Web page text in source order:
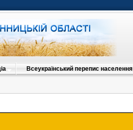
Всеукраїнський перепис населення